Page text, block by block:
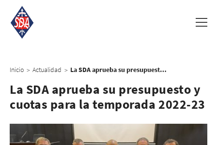
Inicio > Actualidad > La SDA aprueba su presupuesto y cuotas para la temporada 2022-23
La SDA aprueba su presupuesto y
cuotas para la temporada 2022-23